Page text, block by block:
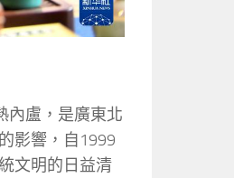
內盧，是廣東北
影響，自1999
文明的日益清